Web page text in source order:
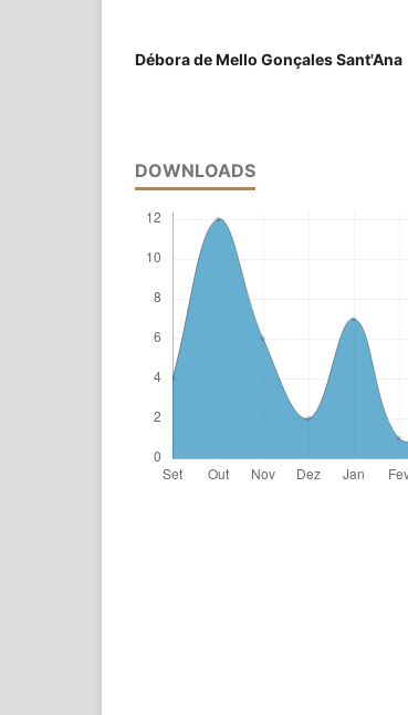
Débora de Mello Gonçales Sant'Ana
DOWNLOADS